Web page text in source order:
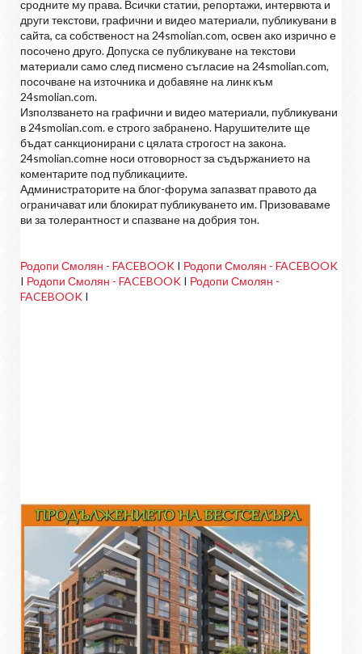
сродните му права. Всички статии, репортажи, интервюта и
други текстови, графични и видео материали, публикувани в
сайта, са собственост на 24smolian.com, освен ако изрично е
посочено друго. Допуска се публикуване на текстови
материали само след писмено съгласие на 24smolian.com,
посочване на източника и добавяне на линк към
24smolian.com.
Използването на графични и видео материали, публикувани
в 24smolian.com. е строго забранено. Нарушителите ще
бъдат санкционирани с цялата строгост на закона.
24smolian.comне носи отговорност за съдържанието на
коментарите под публикациите.
Администраторите на блог-форума запазват правото да
ограничават или блокират публикуването им. Призоваваме
ви за толерантност и спазване на добрия тон.
Родопи Смолян - FACEBOOK I Родопи Смолян - FACEBOOK
I Родопи Смолян - FACEBOOK I Родопи Смолян -
FACEBOOK I